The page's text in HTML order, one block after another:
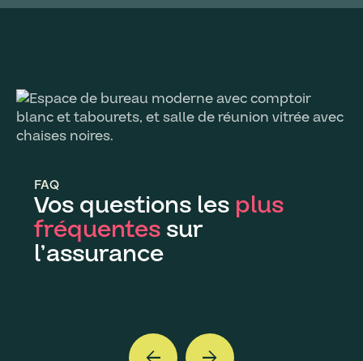
FAQ
Vos questions les plus
fréquentessur
l’assurance